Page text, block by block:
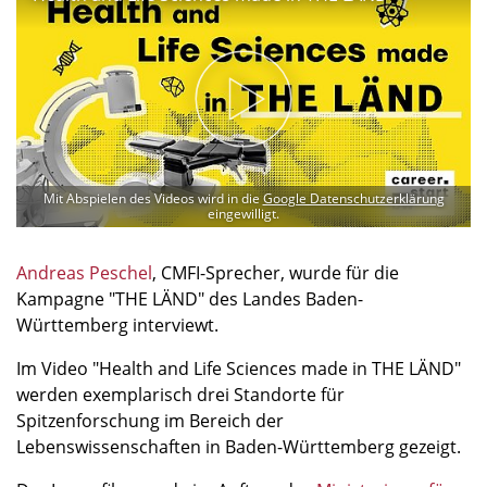
Mit Abspielen des Videos wird in dieGoogle Datenschutzerklärung
eingewilligt.
Andreas Peschel, CMFI-Sprecher, wurde für die
Kampagne "THE LÄND" des Landes Baden-
Württemberg interviewt.
Im Video "Health and Life Sciences made in THE LÄND"
werden exemplarisch drei Standorte für
Spitzenforschung im Bereich der
Lebenswissenschaften in Baden-Württemberg gezeigt.